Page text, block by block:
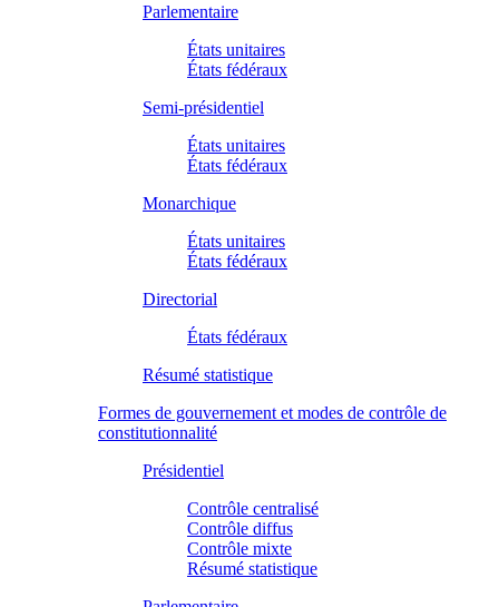
Parlementaire
États unitaires
États fédéraux
Semi-présidentiel
États unitaires
États fédéraux
Monarchique
États unitaires
États fédéraux
Directorial
États fédéraux
Résumé statistique
Formes de gouvernement et modes de contrôle de
constitutionnalité
Présidentiel
Contrôle centralisé
Contrôle diffus
Contrôle mixte
Résumé statistique